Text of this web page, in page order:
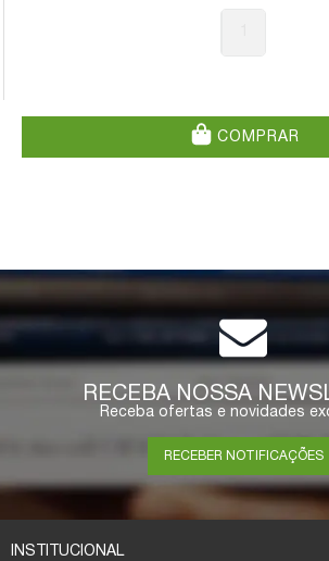
COMPRAR
RECEBA NOSSA
Receba ofertas e novidades
RECEBER NOTIFICAÇÕES
INSTITUCIONAL